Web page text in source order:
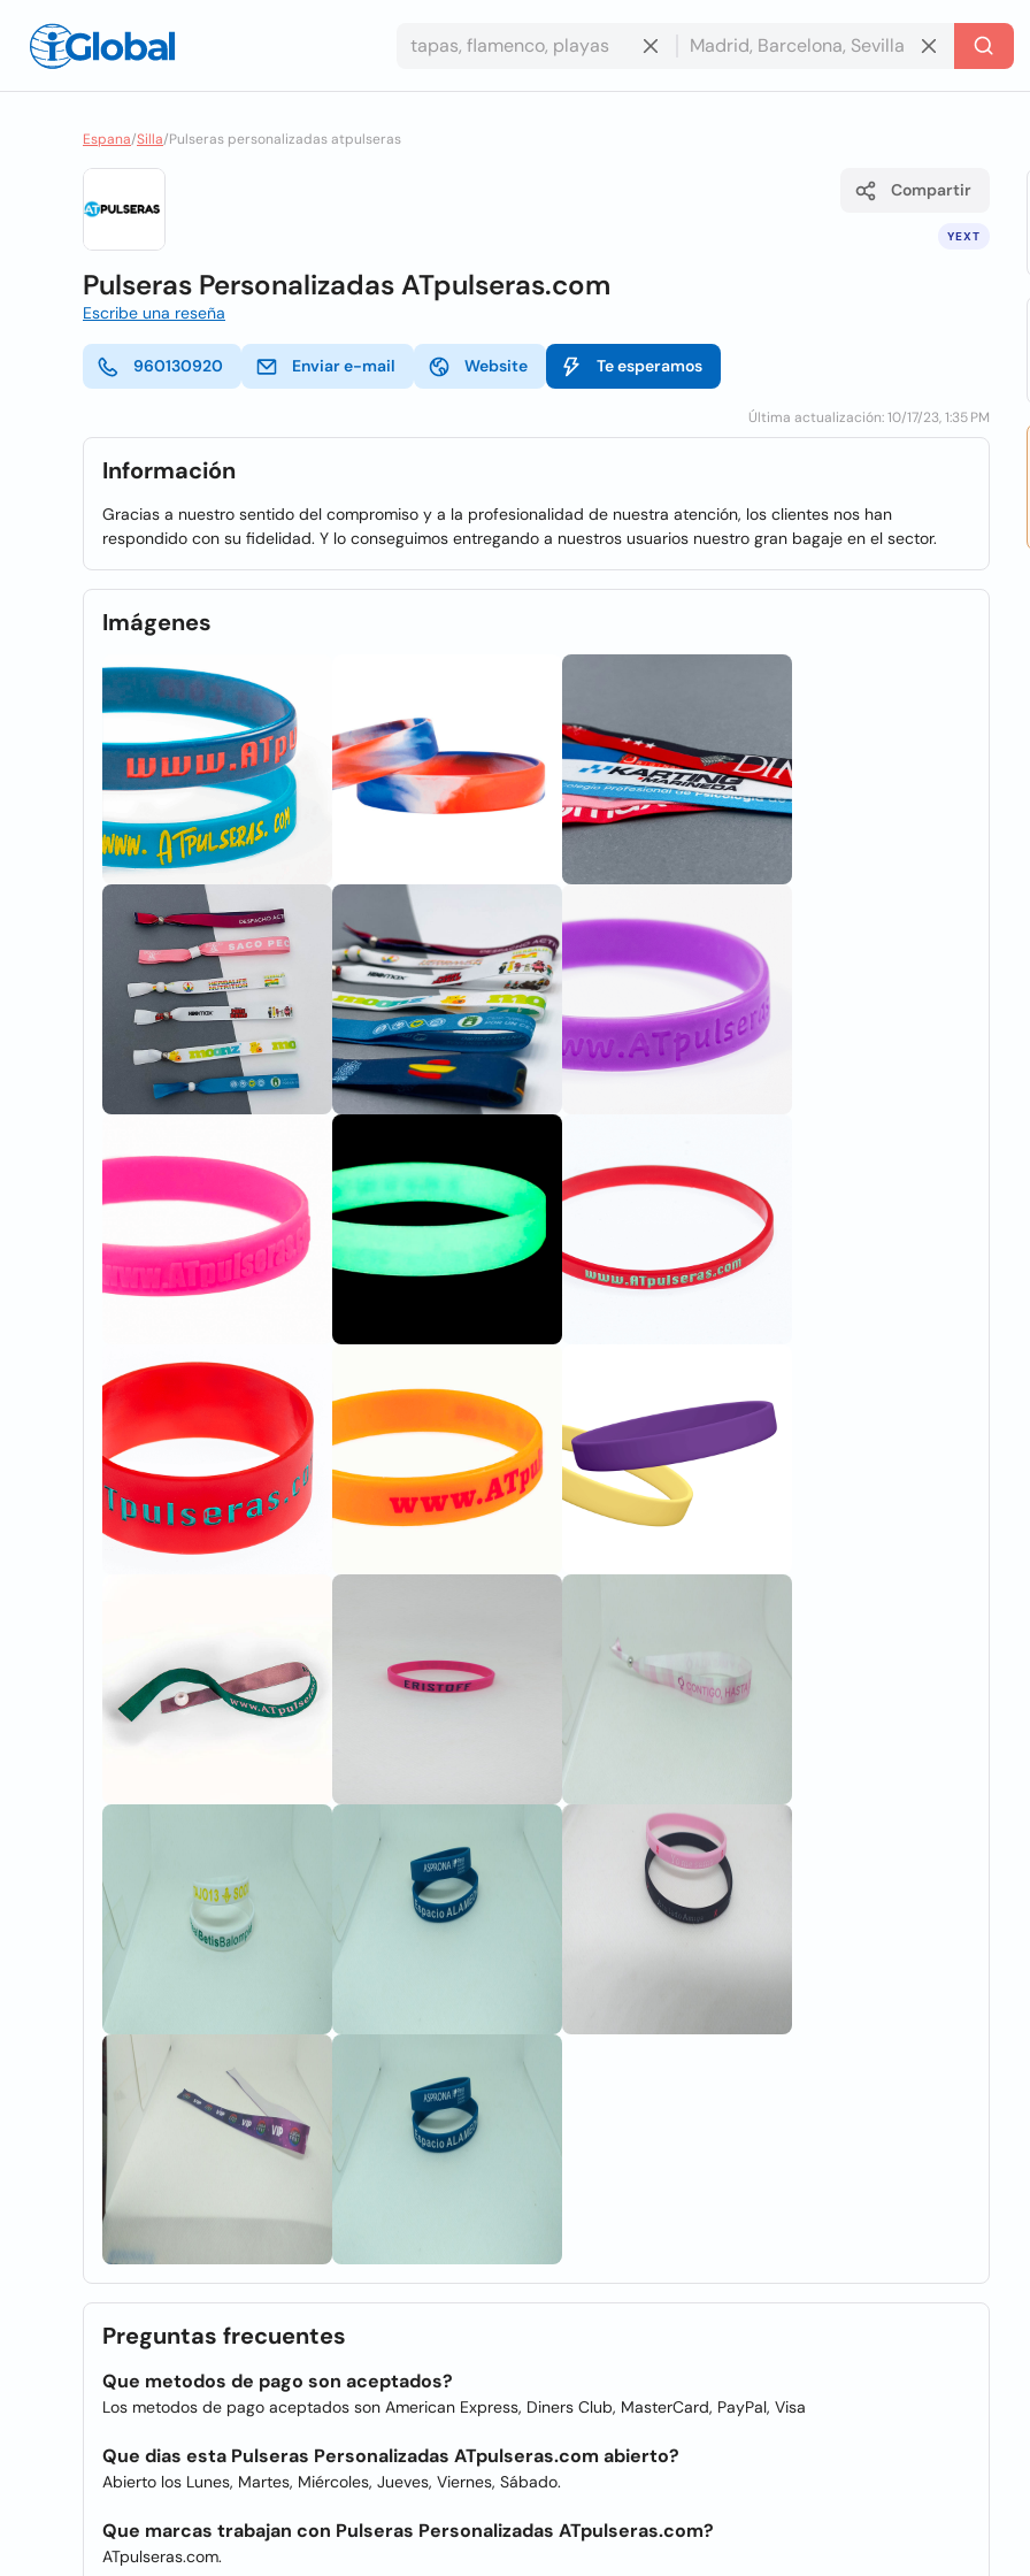
Espana/Silla/Pulseras personalizadas atpulseras
YEXT
Compartir
Pulseras Personalizadas ATpulseras.com
Escribe una reseña
960130920 Enviar e-mail Website Te esperamos
Última actualización: 10/17/23, 1:35 PM
Información
Gracias a nuestro sentido del compromiso y a la profesionalidad de nuestra atención, los clientes nos han
respondido con su fidelidad. Y lo conseguimos entregando a nuestros usuarios nuestro gran bagaje en el sector.
Imágenes
Preguntas frecuentes
Que metodos de pago son aceptados?
Los metodos de pago aceptados son American Express, Diners Club, MasterCard, PayPal, Visa
Que dias esta Pulseras Personalizadas ATpulseras.com abierto?
Abierto los Lunes, Martes, Miércoles, Jueves, Viernes, Sábado.
Que marcas trabajan con Pulseras Personalizadas ATpulseras.com?
ATpulseras.com.